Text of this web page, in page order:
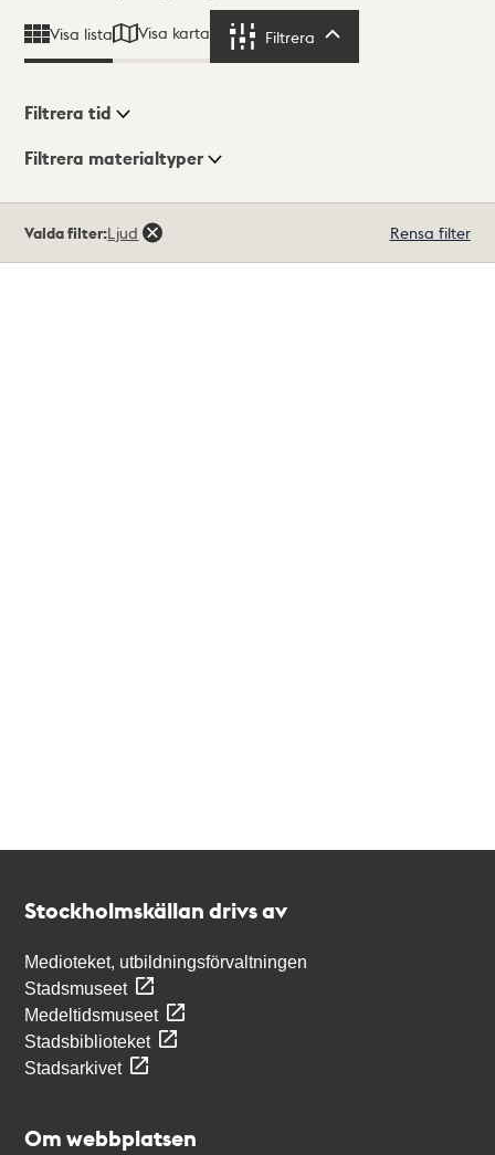
Visa lista Visa karta Filtrera
Visningsläge
Filtrera tid
Filtrera materialtyper
träffar
Valda filter:Ljud Rensa filter
Stockholmskällan drivs av
Medioteket, utbildningsförvaltningen
Stadsmuseet
Medeltidsmuseet
Stadsbiblioteket
Stadsarkivet
Om webbplatsen